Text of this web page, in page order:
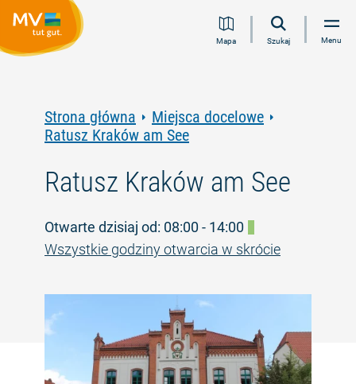
Przejdź
Przejdź
Przejdź
Przejdź
Mapa Szukaj Menu
Strona główna
Miejsca docelowe
Ratusz Kraków am See
Ratusz Kraków am See
Otwarte dzisiaj od: 08:00 - 14:00
Wszystkie godziny otwarcia w skrócie